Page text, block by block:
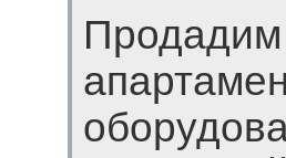
Продадим